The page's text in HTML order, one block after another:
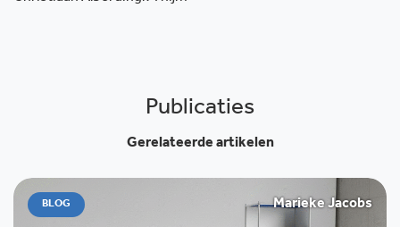
Publicaties
Gerelateerde artikelen
BLOG Marieke Jacobs